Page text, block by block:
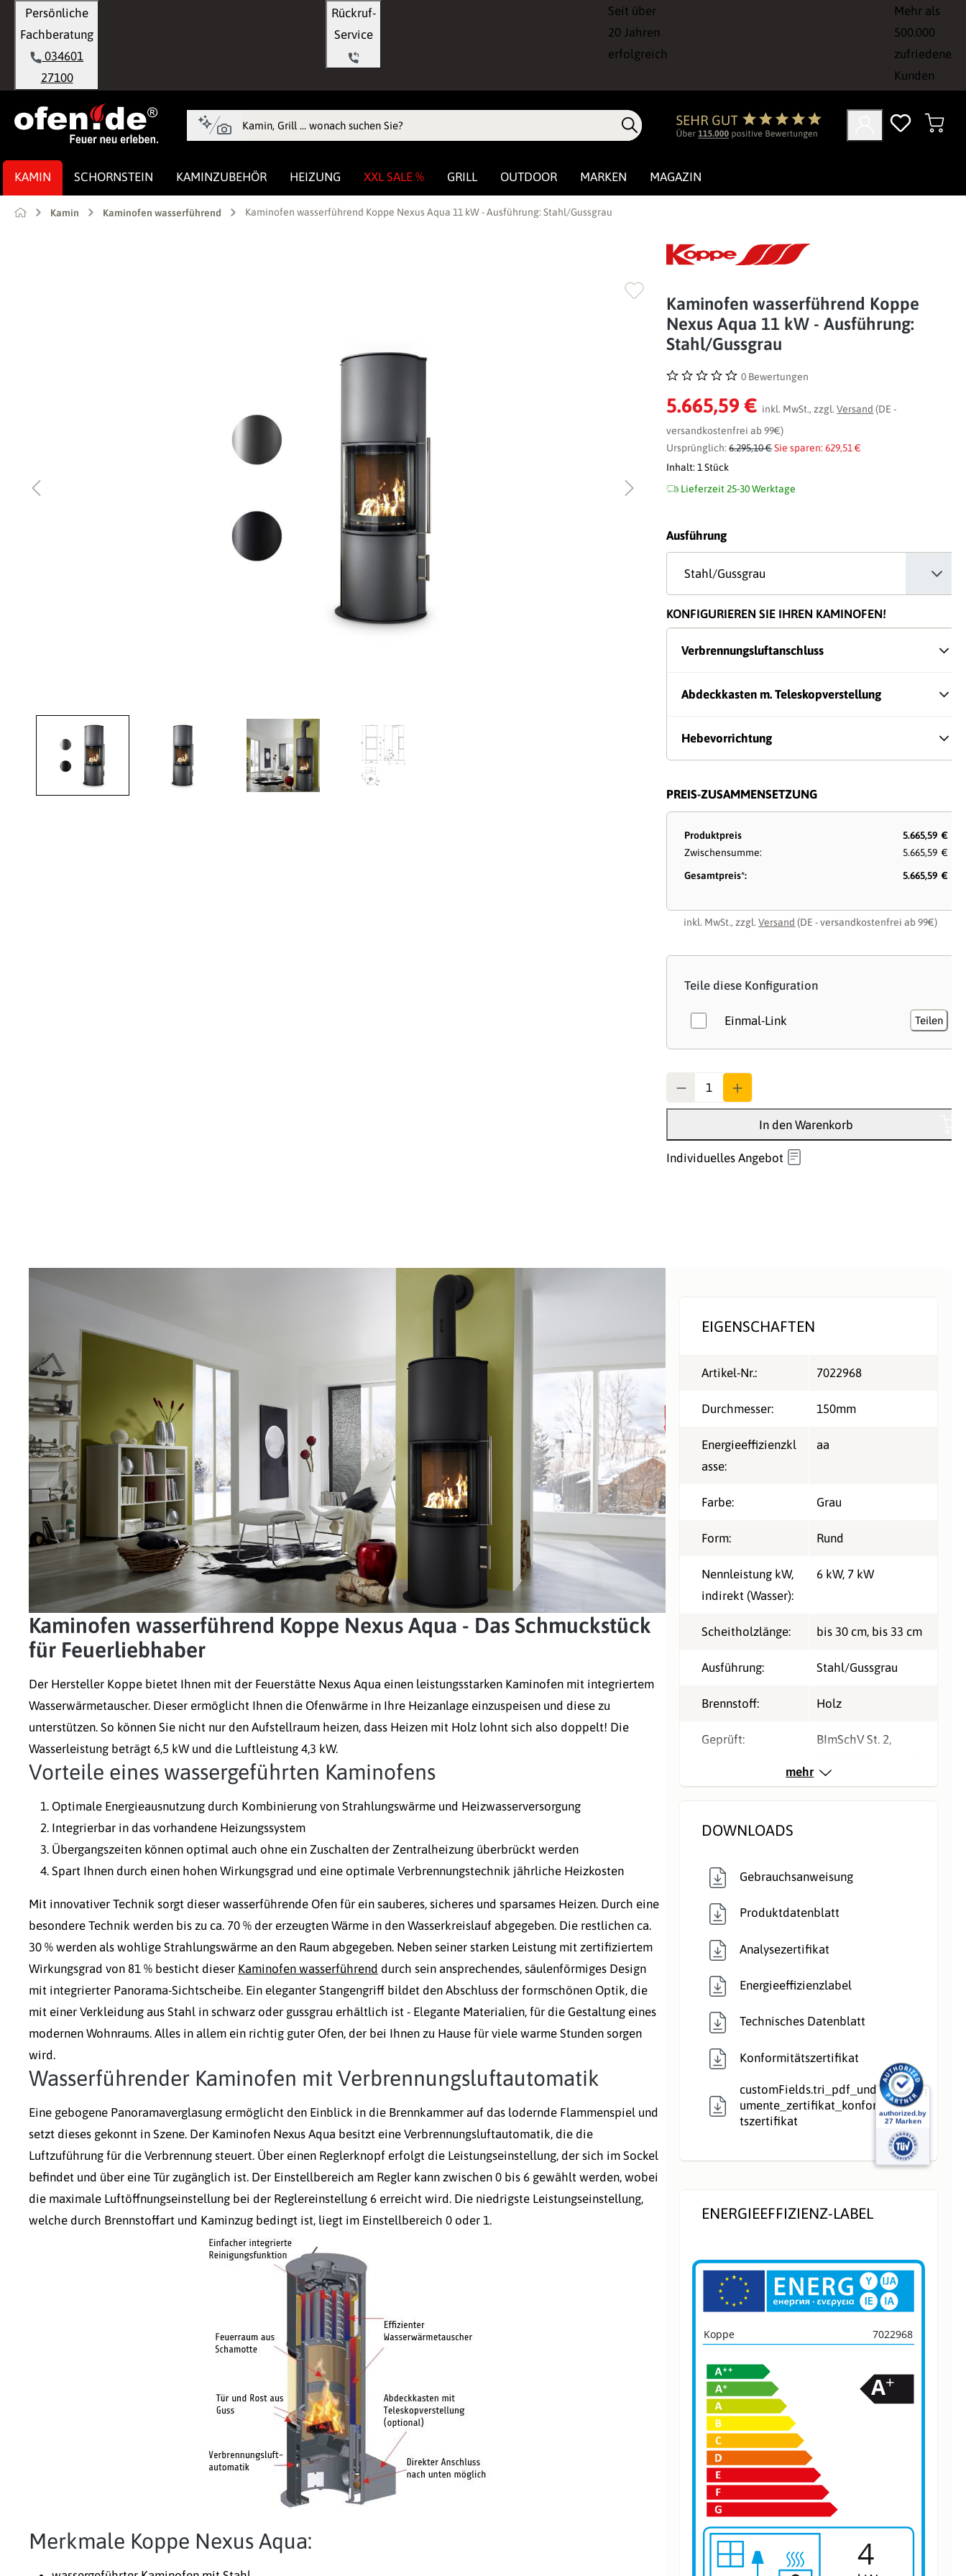
Zur Hauptnavigation springen
Persönliche
Fachberatung
034601
27100
Rückruf-
Seit über
20 Jahren
erfolgreich
Mehr als
500.000
zufriedene
Kunden
KAMIN SCHORNSTEIN KAMINZUBEHÖR HEIZUNG XXL SALE % GRILL OUTDOOR MARKEN MAGAZIN
Kamin Kaminofen wasserführend Kaminofen wasserführend Koppe Nexus Aqua 11 kW - Ausführung: Stahl/Gussgrau
Kaminofen wasserführend Koppe
Nexus Aqua 11 kW - Ausführung:
Stahl/Gussgrau
Durchschnittliche Bewertung von 0 von 5 Sternen
0 Bewertungen
5.665,59 € inkl. MwSt., zzgl.Versand (DE -
versandkostenfrei ab 99€)
Ursprünglich:6.295,10 €Sie sparen: 629,51 €
Inhalt:1 Stück
Lieferzeit 25-30 Werktage
Ausführungauswählen
KONFIGURIEREN SIE IHREN KAMINOFEN!
Verbrennungsluftanschluss
Abdeckkasten m. Teleskopverstellung
Hebevorrichtung
PREIS-ZUSAMMENSETZUNG
Produktpreis
5.665,59 €
Zwischensumme:
5.665,59 €
Gesamtpreis*:
5.665,59 €
inkl. MwSt., zzgl.Versand (DE - versandkostenfrei ab 99€)
Teile diese Konfiguration
Einmal-Link Teilen
In den Warenkorb
Individuelles Angebot
Kaminofen wasserführend Koppe Nexus Aqua - Das Schmuckstück
für Feuerliebhaber
Der Hersteller Koppe bietet Ihnen mit der Feuerstätte Nexus Aqua einen leistungsstarken Kaminofen mit integriertem
Wasserwärmetauscher. Dieser ermöglicht Ihnen die Ofenwärme in Ihre Heizanlage einzuspeisen und diese zu
unterstützen. So können Sie nicht nur den Aufstellraum heizen, dass Heizen mit Holz lohnt sich also doppelt! Die
Wasserleistung beträgt 6,5 kW und die Luftleistung 4,3 kW.
Vorteile eines wassergeführten Kaminofens
Optimale Energieausnutzung durch Kombinierung von Strahlungswärme und Heizwasserversorgung
Integrierbar in das vorhandene Heizungssystem
Übergangszeiten können optimal auch ohne ein Zuschalten der Zentralheizung überbrückt werden
Spart Ihnen durch einen hohen Wirkungsgrad und eine optimale Verbrennungstechnik jährliche Heizkosten
Mit innovativer Technik sorgt dieser wasserführende Ofen für ein sauberes, sicheres und sparsames Heizen. Durch eine
besondere Technik werden bis zu ca. 70 % der erzeugten Wärme in den Wasserkreislauf abgegeben. Die restlichen ca.
30 % werden als wohlige Strahlungswärme an den Raum abgegeben. Neben seiner starken Leistung mit zertifiziertem
Wirkungsgrad von 81 % besticht dieser Kaminofen wasserführend durch sein ansprechendes, säulenförmiges Design
mit integrierter Panorama-Sichtscheibe. Ein eleganter Stangengriff bildet den Abschluss der formschönen Optik, die
mit einer Verkleidung aus Stahl in schwarz oder gussgrau erhältlich ist - Elegante Materialien, für die Gestaltung eines
modernen Wohnraums. Alles in allem ein richtig guter Ofen, der bei Ihnen zu Hause für viele warme Stunden sorgen
wird.
Wasserführender Kaminofen mit Verbrennungsluftautomatik
Eine gebogene Panoramaverglasung ermöglicht den Einblick in die Brennkammer auf das lodernde Flammenspiel und
setzt dieses gekonnt in Szene. Der Kaminofen Nexus Aqua besitzt eine Verbrennungsluftautomatik, die die
Luftzuführung für die Verbrennung steuert. Über einen Reglerknopf erfolgt die Leistungseinstellung, der sich im Sockel
befindet und über eine Tür zugänglich ist. Der Einstellbereich am Regler kann zwischen 0 bis 6 gewählt werden, wobei
die maximale Luftöffnungseinstellung bei der Reglereinstellung 6 erreicht wird. Die niedrigste Leistungseinstellung,
welche durch Brennstoffart und Kaminzug bedingt ist, liegt im Einstellbereich 0 oder 1.
Merkmale Koppe Nexus Aqua:
EIGENSCHAFTEN
Artikel-Nr.: 7022968
Durchmesser: 150mm
Energieeffizienzkl
asse:
aa
Farbe: Grau
Form: Rund
Nennleistung kW,
indirekt (Wasser):
6 kW, 7 kW
Scheitholzlänge: bis 30 cm, bis 33 cm
Ausführung: Stahl/Gussgrau
Brennstoff: Holz
Geprüft: BImSchV St. 2,
direkt:
Rauchrohranschlu
Oben
wasserführend
Verbrennungsluft:
Raumluftunabhängig
,
Raumluftunabhängig
Raumluftunabhängig
Verkleidungsmate
Stahl
Wärmetransport: Wasserführend,
Wasserführend
mehr
DOWNLOADS
Gebrauchsanweisung
Produktdatenblatt
Analysezertifikat
Energieeffizienzlabel
Technisches Datenblatt
Konformitätszertifikat
customFields.tri_pdf_und_dok
umente_zertifikat_konformitÃ¤
tszertifikat
ENERGIEEFFIZIENZ-LABEL
Koppe 7022968
4
A+